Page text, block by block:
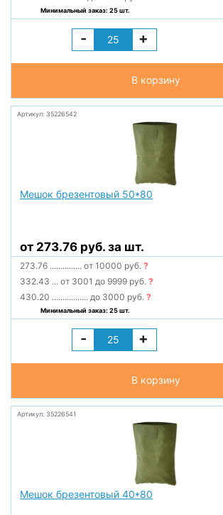
Минимальный заказ: 25 шт.
- +
В корзину
Артикул: 35226542
Мешок брезентовый 50*80
от 273.76 руб. за шт.
273.76 ............... от 10000 руб.?
332.43 ... от 3001 до 9999 руб.?
430.20 ................. до 3000 руб.?
Минимальный заказ: 25 шт.
- +
В корзину
Артикул: 35226541
Мешок брезентовый 40*80